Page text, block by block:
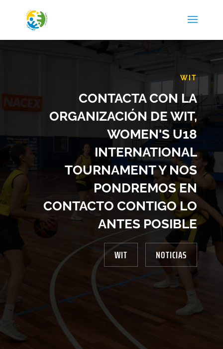
WIT
CONTACTA CON LA
ORGANIZACIÓN DE WIT,
WOMEN'S U18
INTERNATIONAL
TOURNAMENT Y NOS
PONDREMOS EN
CONTACTO CONTIGO LO
ANTES POSIBLE
WIT NOTICIAS